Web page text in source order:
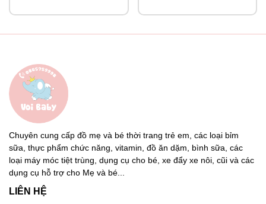
Chuyên cung cấp đồ mẹ và bé thời trang trẻ em, các loại bỉm
sữa, thực phẩm chức năng, vitamin, đồ ăn dặm, bình sữa, các
loại máy móc tiệt trùng, dụng cụ cho bé, xe đẩy xe nôi, cũi và các
dụng cụ hỗ trợ cho Mẹ và bé...
LIÊN HỆ